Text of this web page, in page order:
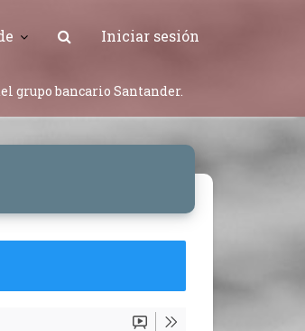
Iniciar sesión
grupo bancario Santander.